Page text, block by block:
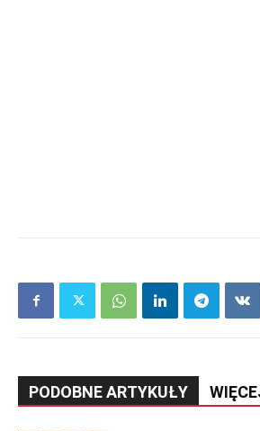
PODOBNE ARTYKUŁY